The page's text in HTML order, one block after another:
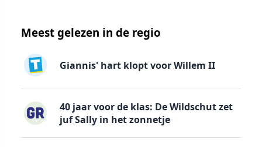
Meest gelezen in de regio
Giannis' hart klopt voor Willem II
40 jaar voor de klas: De Wildschut zet
juf Sally in het zonnetje